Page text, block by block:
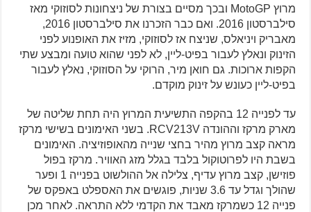
מרוץ MotoGP ובכך מסיים בצורת של ניצחונות לסוזוקי מאז
סילברסטון 2016. ואם כבר הזכרנו את סילברסטון 2016,
מאבריק ויניאלס, שניצח אז לסוזוקי, מזיז את האופנוע לפני
הזינוק ונאלץ לעבור בפיט-ליין, לא לפני שהוא טועה ומבצע שתי
הקפות ארוכות. גם חואן מיר, הרוקי על הסוזוקי, נאלץ לעבור
בפיט-ליין כעונש על זינוק מוקדם.
עד לפנייה 12 בהקפה התשיעית המרוץ היה תחת שליטה של
מארק מרקז וההונדה RCV213V. בשני האימונים בשישי מרקז
מראה קצב מרוץ מהיר בחצי שנייה מהאופוזיציה. האימונים
בשבת היו לפרוטוקול בלבד בגלל מזג האוויר. מרקז בפול
פוזישן, קצב מרוץ עדיף, צלילה אל ההולשוט בפנייה 1 ופער
שהולך וגדל עד 3.6 שניות, פוגשים את האספלט באפקס של
פנייה 12 כשמרקז מאבד את הקדמי ללא התראה. לאחר מכן